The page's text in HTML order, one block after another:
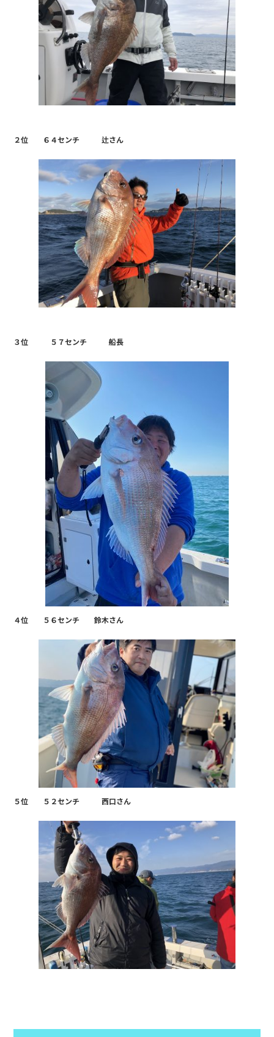
２位 ６４センチ 辻さん
３位 ５７センチ 船長
４位 ５６センチ 鈴木さん
５位 ５２センチ 西口さん